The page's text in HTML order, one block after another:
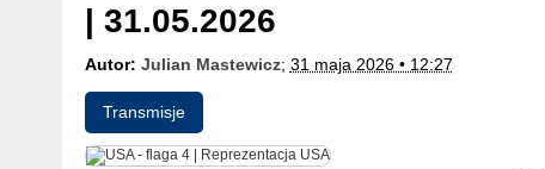
| 31.05.2026
Autor: Julian Mastewicz; 31 maja 2026 • 12:27
Transmisje